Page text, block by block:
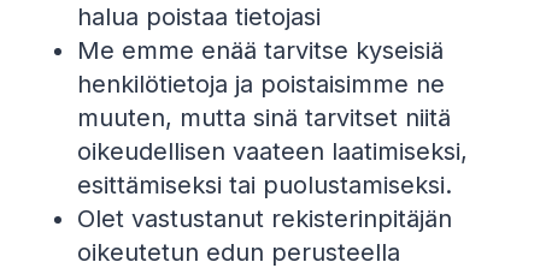
halua poistaa tietojasi
Me emme enää tarvitse kyseisiä
henkilötietoja ja poistaisimme ne
muuten, mutta sinä tarvitset niitä
oikeudellisen vaateen laatimiseksi,
esittämiseksi tai puolustamiseksi.
Olet vastustanut rekisterinpitäjän
oikeutetun edun perusteella